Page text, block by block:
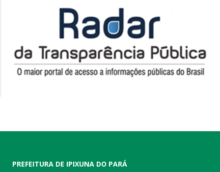
PREFEITURA DE IPIXUNA DO PARÁ